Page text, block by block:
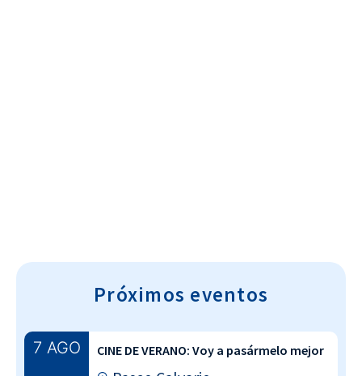
Próximos eventos
7 AGO CINE DE VERANO: Voy a pasármelo mejor